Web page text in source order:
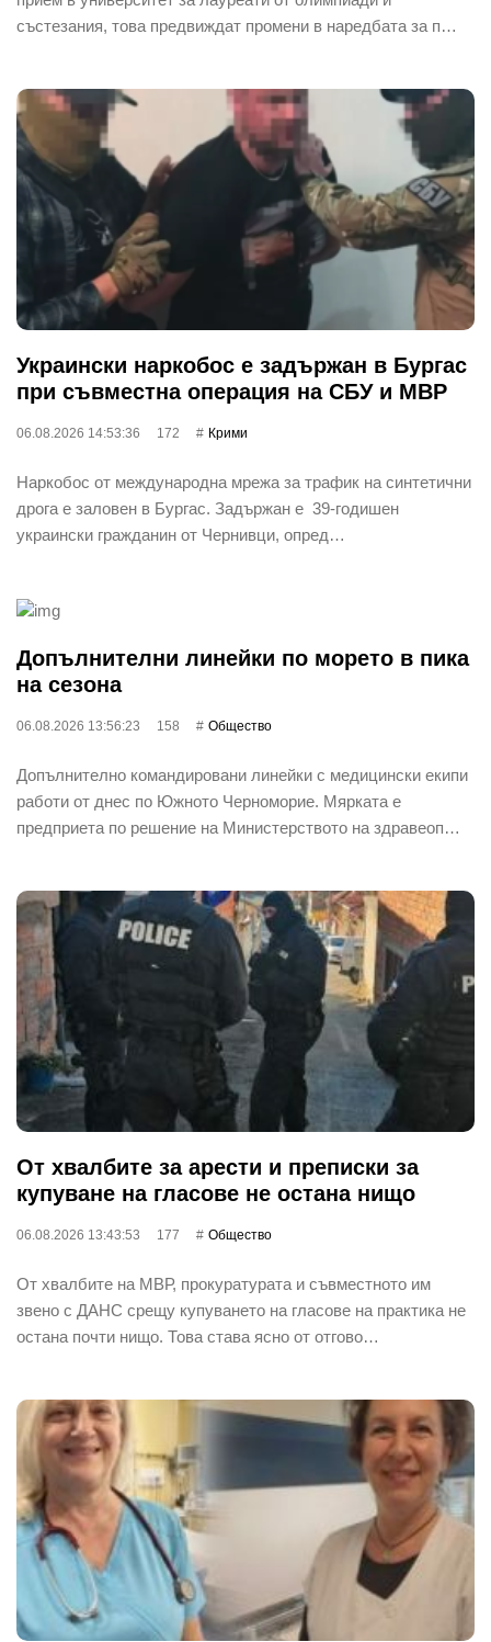
състезания, това предвиждат промени в наредбата за п…
Украински наркобос е задържан в Бургас
при съвместна операция на СБУ и МВР
06.08.2026 14:53:36 172 Крими
Наркобос от международна мрежа за трафик на синтетични
дрога е заловен в Бургас. Задържан е 39-годишен
украински гражданин от Чернивци, опред…
Допълнителни линейки по морето в пика
на сезона
06.08.2026 13:56:23 158 Общество
Допълнително командировани линейки с медицински екипи
работи от днес по Южното Черноморие. Мярката е
предприета по решение на Министерството на здравеоп…
От хвалбите за арести и преписки за
купуване на гласове не остана нищо
06.08.2026 13:43:53 177 Общество
От хвалбите на МВР, прокуратурата и съвместното им
звено с ДАНС срещу купуването на гласове на практика не
остана почти нищо. Това става ясно от отгово…